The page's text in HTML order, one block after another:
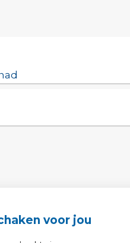
voor jou